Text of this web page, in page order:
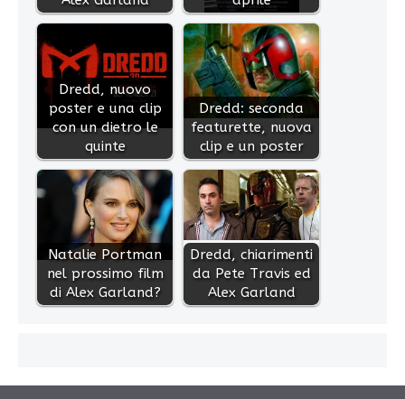
Dredd, nuovo
poster e una clip
con un dietro le
quinte
Dredd: seconda
featurette, nuova
clip e un poster
Natalie Portman
nel prossimo film
di Alex Garland?
Dredd, chiarimenti
da Pete Travis ed
Alex Garland